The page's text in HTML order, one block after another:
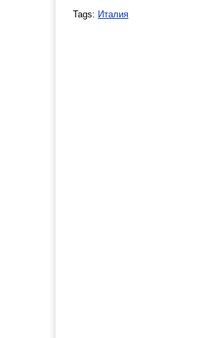
Tags: Италия